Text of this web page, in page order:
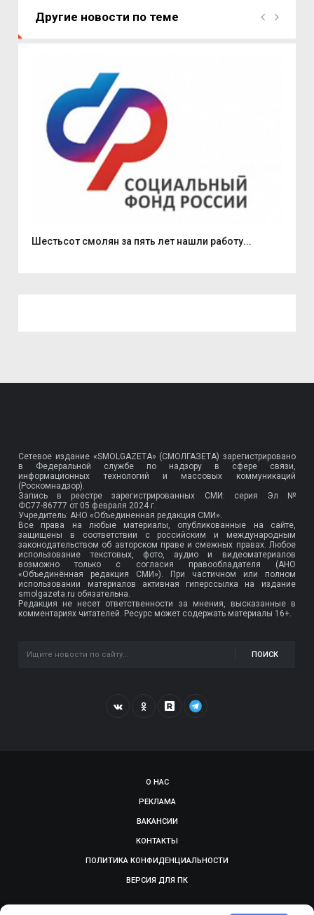
Другие новости по теме
Шестьсот смолян за пять лет нашли работу...
Сетевое издание «SMOLGAZETA» (СМОЛГАЗЕТА) зарегистрировано
в Федеральной службе по надзору в сфере связи,
информационных технологий и массовых коммуникаций
(Роскомнадзор).
Запись в реестре зарегистрированных СМИ: серия Эл №
ФС77-86777 от 05 февраля 2024 г.
Учредитель: АНО «Объединенная редакция СМИ».
Все права на любые материалы, опубликованные на сайте,
защищены в соответствии с российским и международным
законодательством об авторском праве и смежных правах. Любое
использование текстовых, фото, аудио и видеоматериалов
возможно только с согласия правообладателя (АНО
«Объединённая редакция СМИ»). При частичном или полном
использовании материалов активная гиперссылка на издание
smolgazeta.ru обязательна.
Редакция не несет ответственности за мнения, высказанные в
комментариях читателей. Ресурс может содержать материалы 16+.
ПОИСК
О НАС
РЕКЛАМА
ВАКАНСИИ
КОНТАКТЫ
ПОЛИТИКА КОНФИДЕНЦИАЛЬНОСТИ
ВЕРСИЯ ДЛЯ ПК